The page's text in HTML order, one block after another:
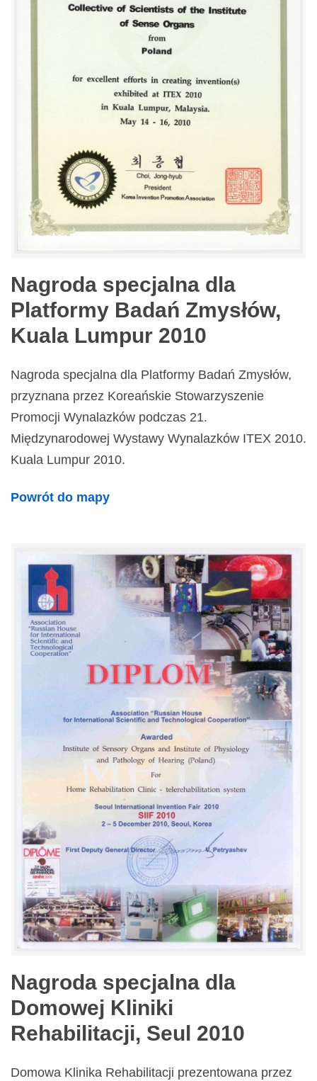
Nagroda specjalna dla
Platformy Badań Zmysłów,
Kuala Lumpur 2010
Nagroda specjalna dla Platformy Badań Zmysłów,
przyznana przez Koreańskie Stowarzyszenie
Promocji Wynalazków podczas 21.
Międzynarodowej Wystawy Wynalazków ITEX 2010.
Kuala Lumpur 2010.
Powrót do mapy
Nagroda specjalna dla
Domowej Kliniki
Rehabilitacji, Seul 2010
Domowa Klinika Rehabilitacji prezentowana przez